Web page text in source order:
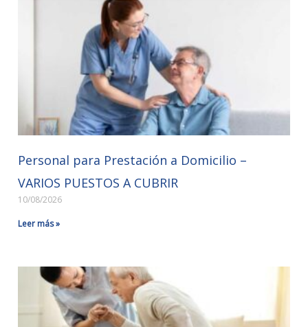
Personal para Prestación a Domicilio –
VARIOS PUESTOS A CUBRIR
10/08/2026
Leer más »